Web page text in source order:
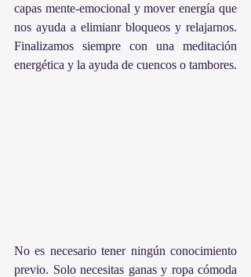
capas mente-emocional y mover energía que
nos ayuda a elimianr bloqueos y relajarnos.
Finalizamos siempre con una meditación
energética y la ayuda de cuencos o tambores.
No es necesario tener ningún conocimiento
previo. Solo necesitas ganas y ropa cómoda